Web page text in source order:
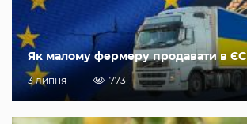
Як малому фермеру продавати в ЄС
3 липня 773